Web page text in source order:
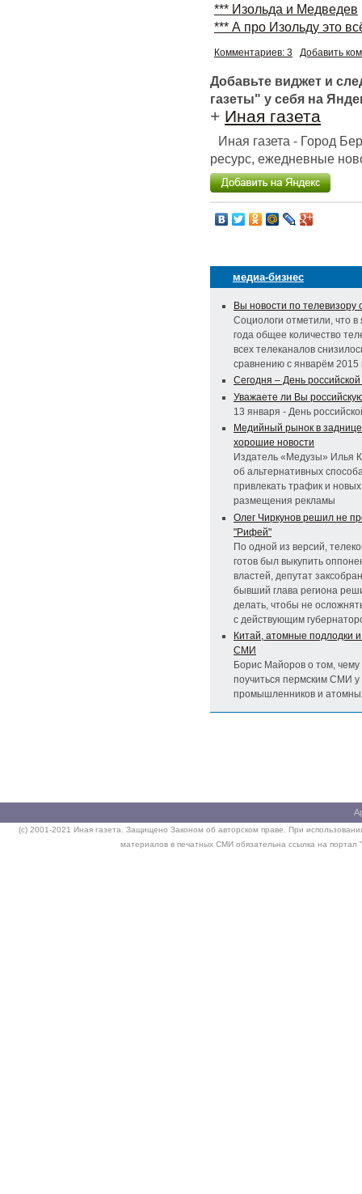
*** Изольда и Медведев
*** А про Изольду это
Комментариев: 3 Добавить
Добавьте виджет и
газеты" у себя на
+ Иная газета
Иная газета - Город
ресурс, ежедневные
медиа-бизнес
Вы новости по телевизору
Социологи отметили, что в
года общее количество
всех телеканалов
сравнению с январём 2015
Сегодня – День
Уважаете ли Вы
13 января - День
Медийный рынок в
хорошие новости
Издатель «Медузы» Илья
об альтернативных
привлекать трафик и
размещения рекламы
Олег Чиркунов решил не
"Рифей"
По одной из версий,
готов был выкупить
властей, депутат
бывший глава региона
делать, чтобы не
с действующим
Китай, атомные подлодки
СМИ
Борис Майоров о том, чему
поучиться пермским СМИ у
промышленников и
(c) 2001-2021 Иная газета. Защищено Законом об авторском праве. При
материалов в печатных СМИ обязательна ссылка на